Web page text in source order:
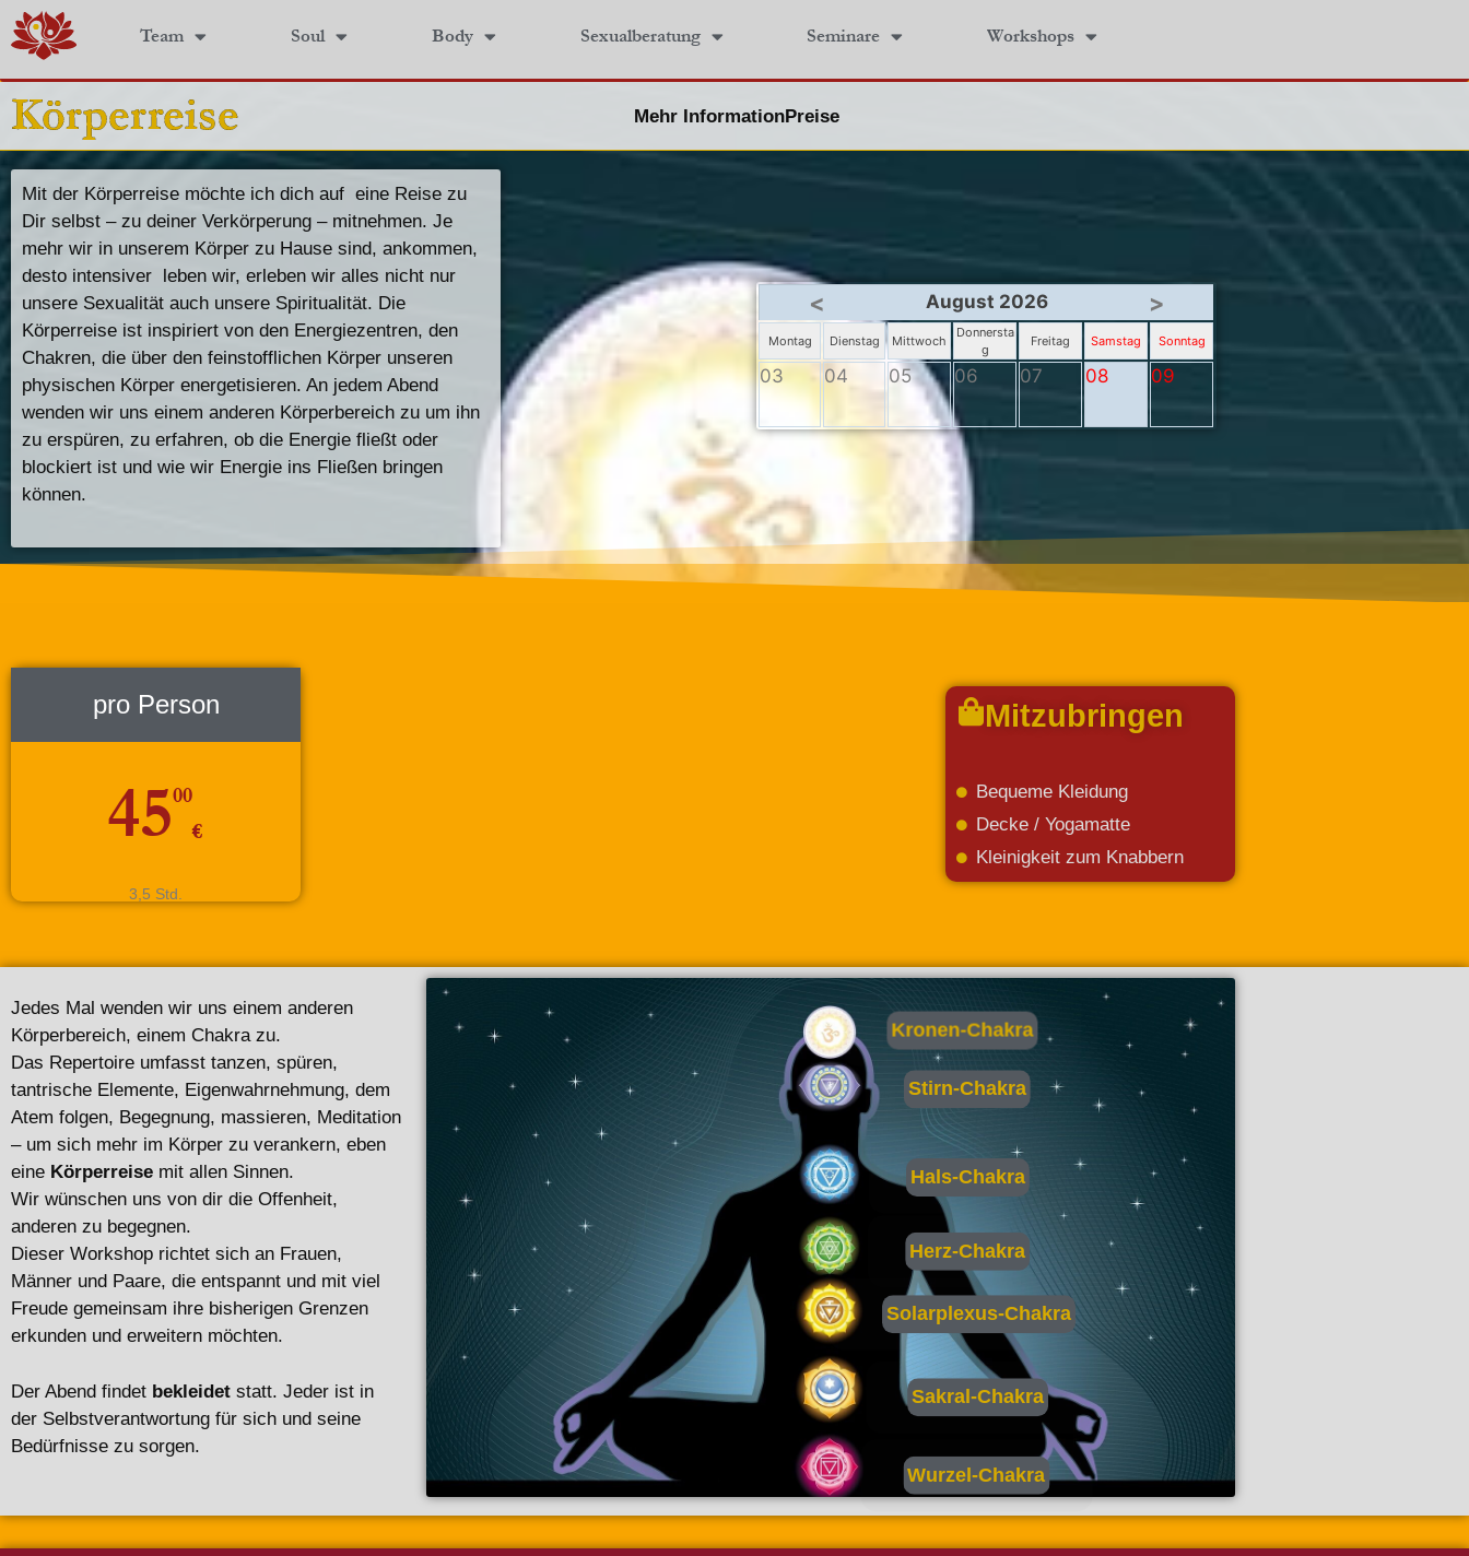
Team Soul Body Sexualberatung Seminare Workshops
Körperreise Mehr InformationPreise
Mit der Körperreise möchte ich dich auf eine Reise zu
Dir selbst – zu deiner Verkörperung – mitnehmen. Je
mehr wir in unserem Körper zu Hause sind, ankommen,
desto intensiver leben wir, erleben wir alles nicht nur
unsere Sexualität auch unsere Spiritualität. Die
Körperreise ist inspiriert von den Energiezentren, den
Chakren, die über den feinstofflichen Körper unseren
physischen Körper energetisieren. An jedem Abend
wenden wir uns einem anderen Körperbereich zu um ihn
zu erspüren, zu erfahren, ob die Energie fließt oder
blockiert ist und wie wir Energie ins Fließen bringen
können.
< August 2026 >
Montag Dienstag Mittwoch
Donnersta
g
Freitag Samstag Sonntag
03 04 05 06 07 08 09
pro Person
4500
€
3,5 Std.
Mitzubringen
Bequeme Kleidung
Decke / Yogamatte
Kleinigkeit zum Knabbern
Jedes Mal wenden wir uns einem anderen
Körperbereich, einem Chakra zu.
Das Repertoire umfasst tanzen, spüren,
tantrische Elemente, Eigenwahrnehmung, dem
Atem folgen, Begegnung, massieren, Meditation
– um sich mehr im Körper zu verankern, eben
eine Körperreise mit allen Sinnen.
Wir wünschen uns von dir die Offenheit,
anderen zu begegnen.
Dieser Workshop richtet sich an Frauen,
Männer und Paare, die entspannt und mit viel
Freude gemeinsam ihre bisherigen Grenzen
erkunden und erweitern möchten.
Der Abend findet bekleidet statt. Jeder ist in
der Selbstverantwortung für sich und seine
Bedürfnisse zu sorgen.
Kronen-Chakra
Stirn-Chakra
Hals-Chakra
Herz-Chakra
Solarplexus-Chakra
Sakral-Chakra
Wurzel-Chakra